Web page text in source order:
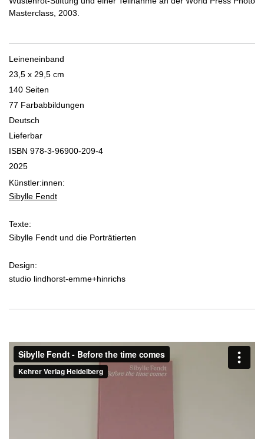
Masterclass, 2003.
Leineneinband
23,5 x 29,5 cm
140 Seiten
77 Farbabbildungen
Deutsch
Lieferbar
ISBN 978-3-96900-209-4
2025
Künstler:innen:
Sibylle Fendt
Texte:
Sibylle Fendt und die Porträtierten
Design:
studio lindhorst-emme+hinrichs